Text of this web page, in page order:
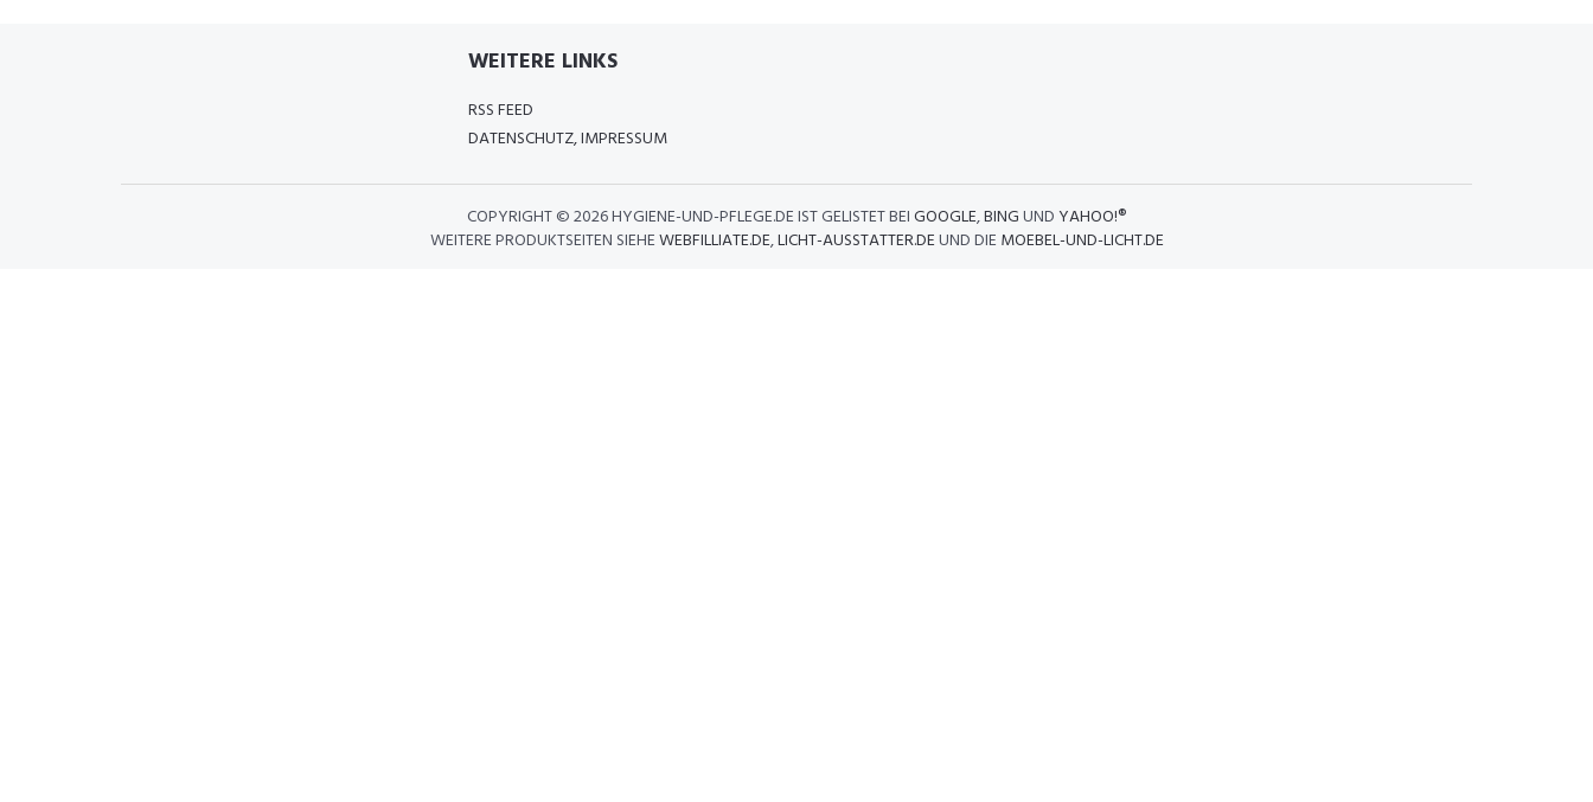
WEITERE LINKS
RSS FEED
DATENSCHUTZ, IMPRESSUM
COPYRIGHT ©2026 HYGIENE-UND-PFLEGE.DE IST GELISTET BEIGOOGLE,BINGUND YAHOO!®
WEITERE PRODUKTSEITEN SIEHEWEBFILLIATE.DE,LICHT-AUSSTATTER.DEUND DIE MOEBEL-UND-LICHT.DE